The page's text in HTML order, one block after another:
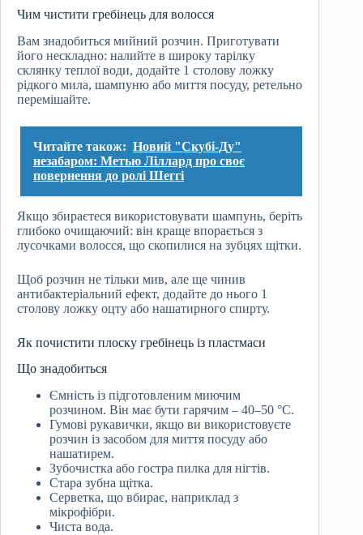
Чим чистити гребінець для волосся
Вам знадобиться мийний розчин. Приготувати
його нескладно: налийте в широку тарілку
склянку теплої води, додайте 1 столову ложку
рідкого мила, шампуню або миття посуду, ретельно
перемішайте.
Читайте також: Новий "Скубі-Ду"
незабаром: Метью Ліллард про своє
повернення до ролі Шеггі
Якщо збираєтеся використовувати шампунь, беріть
глибоко очищаючий: він краще впорається з
лусочками волосся, що скопилися на зубцях щітки.
Щоб розчин не тільки мив, але ще чинив
антибактеріальний ефект, додайте до нього 1
столову ложку оцту або нашатирного спирту.
Як почистити плоску гребінець із пластмаси
Що знадобиться
Ємність із підготовленим миючим
розчином. Він має бути гарячим – 40–50 °C.
Гумові рукавички, якщо ви використовуєте
розчин із засобом для миття посуду або
нашатирем.
Зубочистка або гостра пилка для нігтів.
Стара зубна щітка.
Серветка, що вбирає, наприклад з
мікрофібри.
Чиста вода.